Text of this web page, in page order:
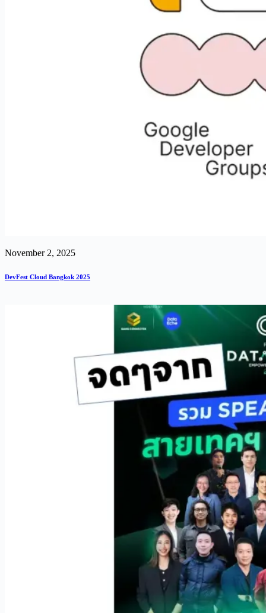
November 2, 2025
DevFest Cloud Bangkok 2025